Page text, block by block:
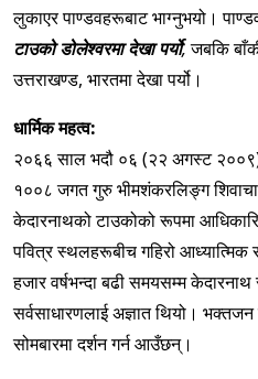
लुकाएर पाण्डवहरूबाट भाग्नुभयो।
टाउको डोलेश्वरमा देखा पर्यो,जबकि
उत्तराखण्ड, भारतमा देखा पर्यो।
धार्मिक महत्व:
२०६६ साल भदौ ०६ (२२ अगस्ट २००९)
१००८ जगत गुरु भीमशंकरलिङ्ग
केदारनाथको टाउकोको रूपमा
पवित्र स्थलहरूबीच गहिरो आध्यात्मिक
हजार वर्षभन्दा बढी समयसम्म
सर्वसाधारणलाई अज्ञात थियो। भक्तजन
सोमबारमा दर्शन गर्न आउँछन्।